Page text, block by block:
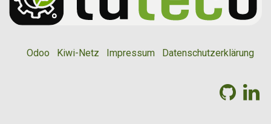
Odoo Kiwi-Netz Impressum Datenschutzerklärung